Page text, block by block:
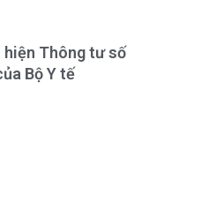
Thông tư số
Bộ Y tế